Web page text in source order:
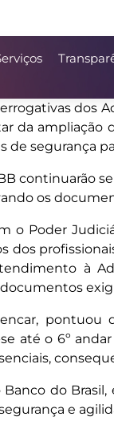
dos
da
segurança
os
o Poder
à
até o 6º
do
e